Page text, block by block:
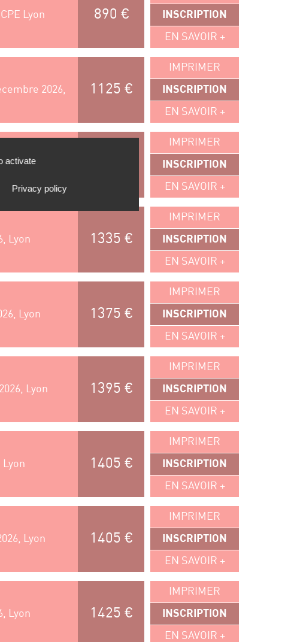
Lyon 890 €
INSCRIPTION
EN SAVOIR +
2026, 1125 €
IMPRIMER
INSCRIPTION
EN SAVOIR +
Lyon
IMPRIMER
INSCRIPTION
EN SAVOIR +
Lyon 1335 €
IMPRIMER
INSCRIPTION
EN SAVOIR +
Lyon 1375 €
IMPRIMER
INSCRIPTION
EN SAVOIR +
Lyon 1395 €
IMPRIMER
INSCRIPTION
EN SAVOIR +
Lyon 1405 €
IMPRIMER
INSCRIPTION
EN SAVOIR +
Lyon 1405 €
IMPRIMER
INSCRIPTION
EN SAVOIR +
Lyon 1425 €
IMPRIMER
INSCRIPTION
EN SAVOIR +
activate
Privacy policy